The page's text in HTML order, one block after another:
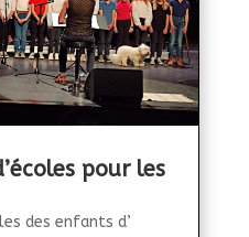
pour les
des enfants d’